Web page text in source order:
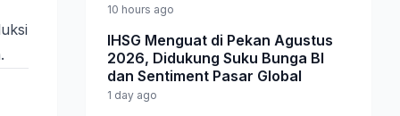
10 hours ago
IHSG Menguat di Pekan Agustus
2026, Didukung Suku Bunga BI
dan Sentiment Pasar Global
1 day ago